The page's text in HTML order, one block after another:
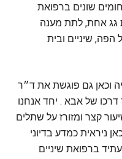
שונים ברפואת
גג אחת, לתת מענה
שיניים ובית
וכאן גם פוגשת את ד״ר
דרכו של אבא . יחד אנחנו
קצר ומזורז על שתלים
ניראית כמדע בדיוני
ברפואת שיניים